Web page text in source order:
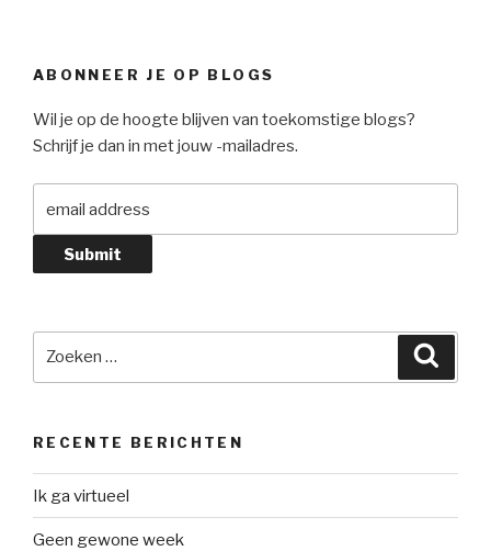
ABONNEER JE OP BLOGS
Wil je op de hoogte blijven van toekomstige blogs?
Schrijf je dan in met jouw -mailadres.
RECENTE BERICHTEN
Ik ga virtueel
Geen gewone week